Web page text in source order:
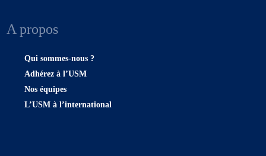
A propos
Qui sommes-nous ?
Adhérez à l’USM
Nos équipes
L’USM à l’international